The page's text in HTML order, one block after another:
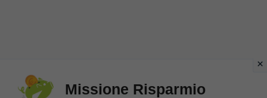
Missione Risparmio